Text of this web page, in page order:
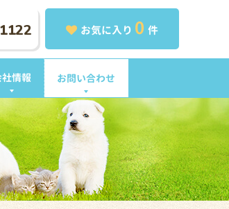
お気に入り 0 件
社情報 お問い合わせ